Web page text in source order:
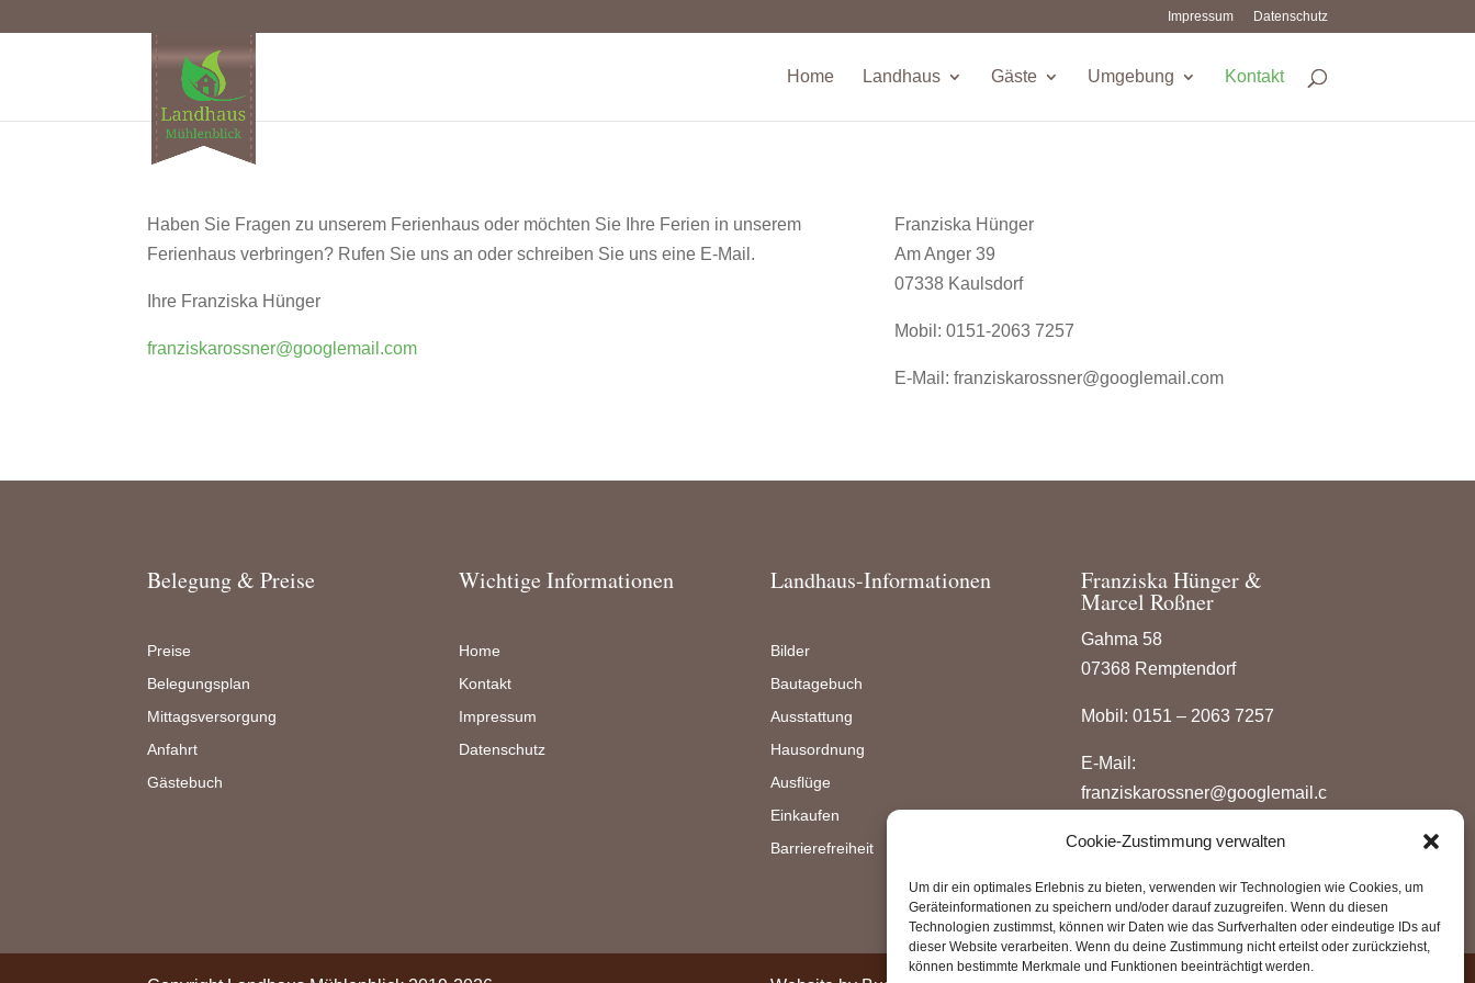
Cookie-Zustimmung verwalten
Um dir ein optimales Erlebnis zu bieten, verwenden wir Technologien wie Cookies, um
Geräteinformationen zu speichern und/oder darauf zuzugreifen. Wenn du diesen
Technologien zustimmst, können wir Daten wie das Surfverhalten oder eindeutige IDs auf
dieser Website verarbeiten. Wenn du deine Zustimmung nicht erteilst oder zurückziehst,
können bestimmte Merkmale und Funktionen beeinträchtigt werden.
Impressum Datenschutz
Home Landhaus Gäste Umgebung Kontakt
Haben Sie Fragen zu unserem Ferienhaus oder möchten Sie Ihre Ferien in unserem
Ferienhaus verbringen? Rufen Sie uns an oder schreiben Sie uns eine E-Mail.
Ihre Franziska Hünger
franziskarossner@googlemail.com
Franziska Hünger
Am Anger 39
07338 Kaulsdorf
Mobil: 0151-2063 7257
E-Mail: franziskarossner@googlemail.com
Belegung & Preise
Preise
Belegungsplan
Mittagsversorgung
Anfahrt
Gästebuch
Wichtige Informationen
Home
Kontakt
Impressum
Datenschutz
Landhaus-Informationen
Bilder
Bautagebuch
Ausstattung
Hausordnung
Ausflüge
Einkaufen
Barrierefreiheit
Franziska Hünger &
Marcel Roßner
Gahma 58
07368 Remptendorf
Mobil: 0151 – 2063 7257
E-Mail:
franziskarossner@googlemail.c